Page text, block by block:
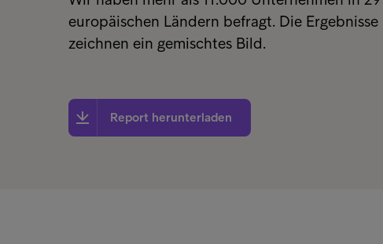
europäischen Ländern befragt. Die Ergebnisse
zeichnen ein gemischtes Bild.
Report herunterladen